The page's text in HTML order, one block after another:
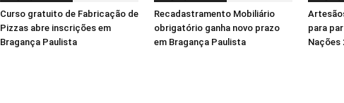
Curso gratuito de Fabricação de
Pizzas abre inscrições em
Bragança Paulista
Recadastramento Mobiliário
obrigatório ganha novo prazo
em Bragança Paulista
para
Nações